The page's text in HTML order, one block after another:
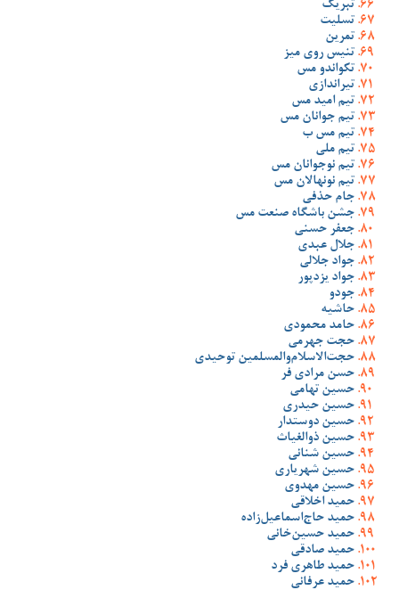
تبریک
تسلیت
تمرین
تنیس روی میز
تکواندو مس
تیراندازی
تیم امید مس
تیم جوانان مس
تیم مس ب
تیم ملی
تیم نوجوانان مس
تیم نونهالان مس
جام حذفی
جشن باشگاه صنعت مس
جعفر حسنی
جلال عبدی
جواد جلالی
جواد یزدپور
جودو
حاشیه
حامد محمودی
حجت جهرمی
حجت‌الاسلام‌والمسلمین توحیدی
حسن مرادی فر
حسین تهامی
حسین حیدری
حسین دوستدار
حسین ذوالغیاث
حسین شنانی
حسین شهریاری
حسین مهدوی
حمید اخلاقی
حمید حاج‌اسماعیل‌زاده
حمید حسین‌خانی
حمید صادقی
حمید طاهری فرد
حمید عرفانی